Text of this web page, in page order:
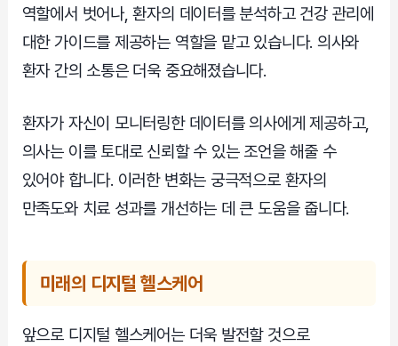
역할에서 벗어나, 환자의 데이터를 분석하고 건강 관리에
대한 가이드를 제공하는 역할을 맡고 있습니다. 의사와
환자 간의 소통은 더욱 중요해졌습니다.
환자가 자신이 모니터링한 데이터를 의사에게 제공하고,
의사는 이를 토대로 신뢰할 수 있는 조언을 해줄 수
있어야 합니다. 이러한 변화는 궁극적으로 환자의
만족도와 치료 성과를 개선하는 데 큰 도움을 줍니다.
미래의 디지털 헬스케어
앞으로 디지털 헬스케어는 더욱 발전할 것으로